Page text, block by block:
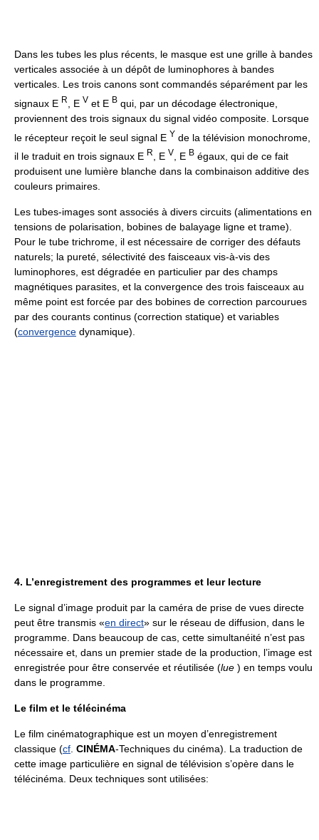
Dans les tubes les plus récents, le masque est une grille à bandes
verticales associée à un dépôt de luminophores à bandes
verticales. Les trois canons sont commandés séparément par les
signaux E R , E V et E B qui, par un décodage électronique,
proviennent des trois signaux du signal vidéo composite. Lorsque
le récepteur reçoit le seul signal E Y de la télévision monochrome,
il le traduit en trois signaux E R , E V , E B égaux, qui de ce fait
produisent une lumière blanche dans la combinaison additive des
couleurs primaires.
Les tubes-images sont associés à divers circuits (alimentations en
tensions de polarisation, bobines de balayage ligne et trame).
Pour le tube trichrome, il est nécessaire de corriger des défauts
naturels; la pureté, sélectivité des faisceaux vis-à-vis des
luminophores, est dégradée en particulier par des champs
magnétiques parasites, et la convergence des trois faisceaux au
même point est forcée par des bobines de correction parcourues
par des courants continus (correction statique) et variables
(convergence dynamique).
4. L’enregistrement des programmes et leur lecture
Le signal d’image produit par la caméra de prise de vues directe
peut être transmis «en direct» sur le réseau de diffusion, dans le
programme. Dans beaucoup de cas, cette simultanéité n’est pas
nécessaire et, dans un premier stade de la production, l’image est
enregistrée pour être conservée et réutilisée (lue ) en temps voulu
dans le programme.
Le film et le télécinéma
Le film cinématographique est un moyen d’enregistrement
classique (cf CINÉMA-Techniques du cinéma). La traduction de
cette image particulière en signal de télévision s’opère dans le
télécinéma. Deux techniques sont utilisées: